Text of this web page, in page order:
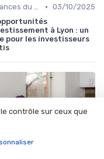
Tendances du Marché Immobilier • 03/10/2025
à Lyon : un
pour les investisseurs
contrôle sur ceux que